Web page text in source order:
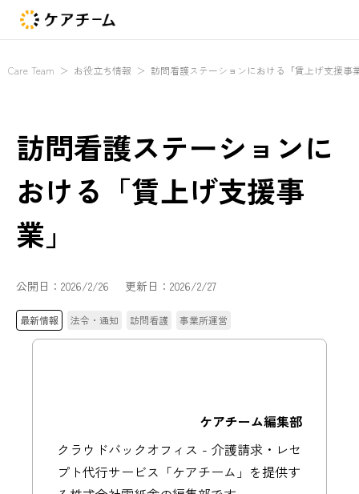
Care Team ＞ お役立ち情報 ＞ 訪問看護ステーションにおける「賃上げ支援事
訪問看護ステーションに
おける「賃上げ支援事
業」
公開日： 2026/2/26 更新日： 2026/2/27
最新情報 法令・通知 訪問看護 事業所運営
ケアチーム編集部
クラウドバックオフィス - 介護請求・レセ
プト代行サービス「ケアチーム」を提供す